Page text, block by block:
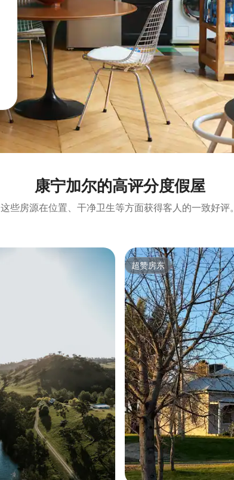
康宁加尔的高评分度假屋
这些房源在位置、干净卫生等方面获得客人的一致好评。
超赞房东
超赞房东